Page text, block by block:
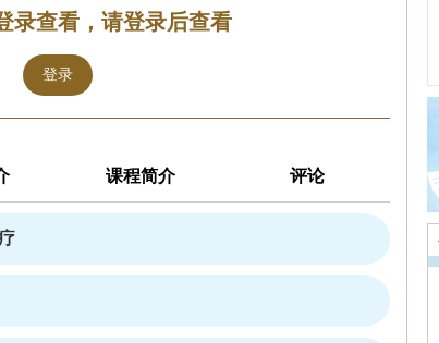
录查看，请登录后查看
登录
课程简介 评论